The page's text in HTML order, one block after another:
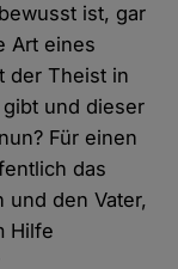
ist, gar
Art eines
der Theist in
und dieser
Für einen
das
und den Vater,
Hilfe